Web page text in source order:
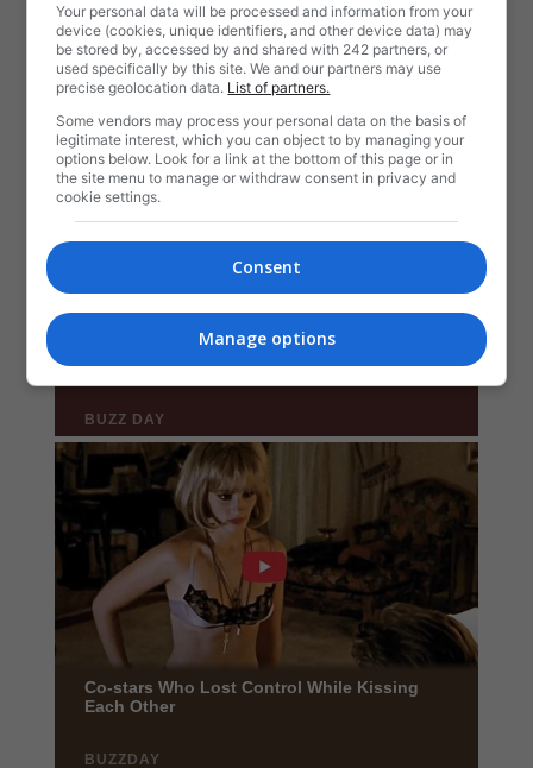
Your personal data will be processed and information from your
device (cookies, unique identifiers, and other device data) may
be stored by, accessed by and shared with 242 partners, or
used specifically by this site. We and our partners may use
precise geolocation data. List of partners.
Some vendors may process your personal data on the basis of
legitimate interest, which you can object to by managing your
options below. Look for a link at the bottom of this page or in
the site menu to manage or withdraw consent in privacy and
cookie settings.
Consent
Manage options